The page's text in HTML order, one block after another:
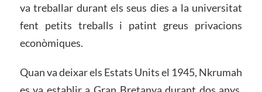
va treballar durant els seus dies a la universitat
fent petits treballs i patint greus privacions
econòmiques.
Quan va deixar els Estats Units el 1945, Nkrumah